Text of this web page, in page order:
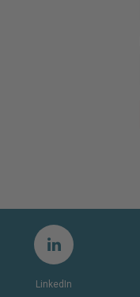
LinkedIn